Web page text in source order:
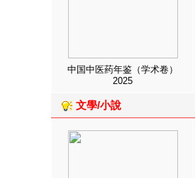
中国中医药年鉴（学术卷）
2025
文學/小說